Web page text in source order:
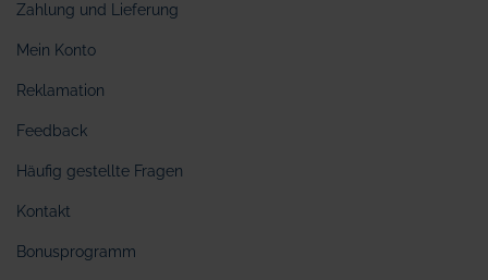
Zahlung und Lieferung
Mein Konto
Reklamation
Feedback
Häufig gestellte Fragen
Kontakt
Bonusprogramm